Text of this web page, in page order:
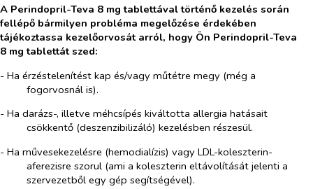
A Perindopril-Teva 8 mg tablettával történő kezelés során
fellépő bármilyen probléma megelőzése érdekében
tájékoztassa kezelőorvosát arról, hogy Ön Perindopril-Teva
8 mg tablettát szed:
- Ha érzéstelenítést kap és/vagy műtétre megy (még a
fogorvosnál is).
- Ha darázs-, illetve méhcsípés kiváltotta allergia hatásait
csökkentő (deszenzibilizáló) kezelésben részesül.
- Ha művesekezelésre (hemodialízis) vagy LDL-koleszterin-
aferezisre szorul (ami a koleszterin eltávolítását jelenti a
szervezetből egy gép segítségével).